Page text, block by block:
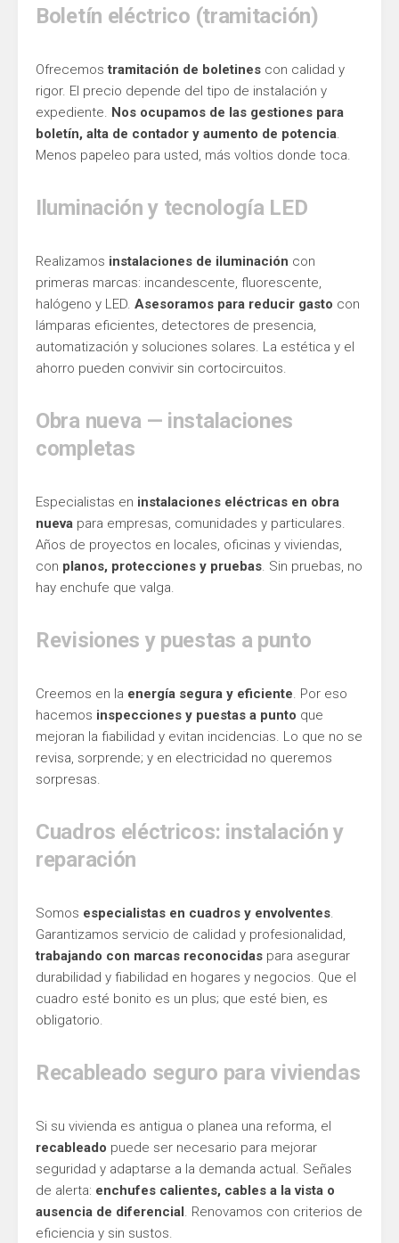
Boletín eléctrico (tramitación)
Ofrecemostramitación de boletines con calidad y
rigor. El precio depende del tipo de instalación y
expediente. Nos ocupamos de las gestiones para
boletín, alta de contador y aumento de potencia.
Menos papeleo para usted, más voltios donde toca.
Iluminación y tecnología LED
Realizamos instalaciones de iluminación con
primeras marcas: incandescente, fluorescente,
halógeno y LED. Asesoramos para reducir gasto con
lámparas eficientes, detectores de presencia,
automatización y soluciones solares. La estética y el
ahorro pueden convivir sin cortocircuitos.
Obra nueva — instalaciones
completas
Especialistas en instalaciones eléctricas en obra
nueva para empresas, comunidades y particulares.
Años de proyectos en locales, oficinas y viviendas,
con planos, protecciones y pruebas. Sin pruebas, no
hay enchufe que valga.
Revisiones y puestas a punto
Creemos en la energía segura y eficiente. Por eso
hacemos inspecciones y puestas a punto que
mejoran la fiabilidad y evitan incidencias. Lo que no se
revisa, sorprende; y en electricidad no queremos
sorpresas.
Cuadros eléctricos: instalación y
reparación
Somos especialistas en cuadros y envolventes.
Garantizamos servicio de calidad y profesionalidad,
trabajando con marcas reconocidas para asegurar
durabilidad y fiabilidad en hogares y negocios. Que el
cuadro esté bonito es un plus; que esté bien, es
obligatorio.
Recableado seguro para viviendas
Si su vivienda es antigua o planea una reforma, el
recableado puede ser necesario para mejorar
seguridad y adaptarse a la demanda actual. Señales
de alerta: enchufes calientes, cables a la vista o
ausencia de diferencial . Renovamos con criterios de
eficiencia y sin sustos.